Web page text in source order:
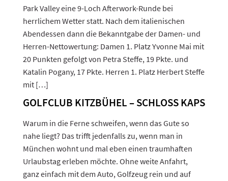
Park Valley eine 9-Loch Afterwork-Runde bei
herrlichem Wetter statt. Nach dem italienischen
Abendessen dann die Bekanntgabe der Damen- und
Herren-Nettowertung: Damen 1. Platz Yvonne Mai mit
20 Punkten gefolgt von Petra Steffe, 19 Pkte. und
Katalin Pogany, 17 Pkte. Herren 1. Platz Herbert Steffe
mit […]
GOLFCLUB KITZBÜHEL – SCHLOSS KAPS
Warum in die Ferne schweifen, wenn das Gute so
nahe liegt? Das trifft jedenfalls zu, wenn man in
München wohnt und mal eben einen traumhaften
Urlaubstag erleben möchte. Ohne weite Anfahrt,
ganz einfach mit dem Auto, Golfzeug rein und auf